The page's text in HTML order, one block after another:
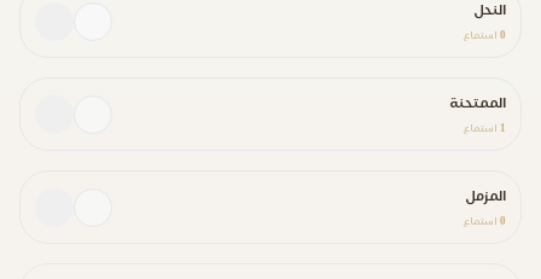
النحل
0 استماع
الممتحنة
1 استماع
المزمل
0 استماع